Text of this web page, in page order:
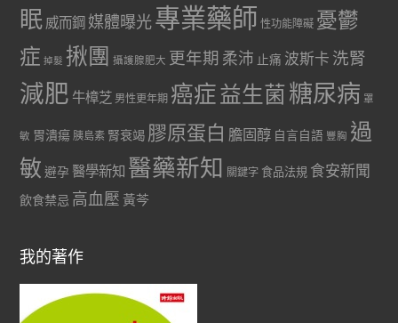
眠 威而鋼 媒體曝光專業藥師 性功能障礙 憂鬱
症 掉髮 揪團 攝護腺肥大 更年期 柔沛 止痛 波斯卡 洗腎
減肥 牛樟芝 男性更年期 癌症益生菌 糖尿病 罩
敏 胃潰瘍 胰島素 腎衰竭 膠原蛋白 膽固醇 自言自語 豐胸 過
敏 避孕 醫學新知 醫藥新知 關鍵字 食品法規 食安新聞
飲食禁忌 高血壓 黃芩
我的著作